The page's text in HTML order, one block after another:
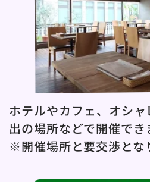
ホテルやカフェ、オシ
出の場所などで開催でき
※開催場所と要交渉とな